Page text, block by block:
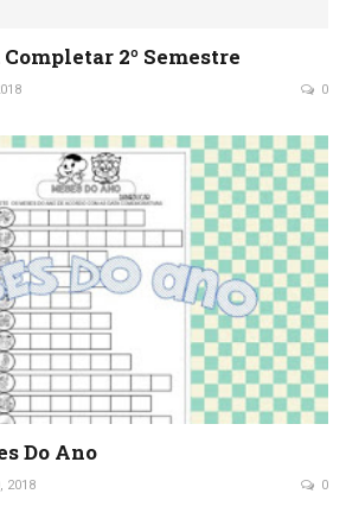
2º Semestre
0
Do Ano
2018 0